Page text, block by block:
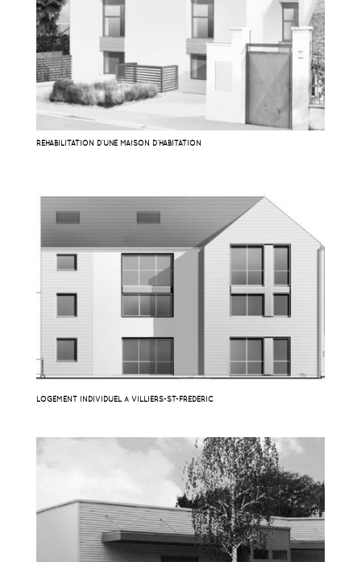
RÉHABILITATION D’UNE MAISON D’HABITATION
LOGEMENT INDIVIDUEL À VILLIERS-ST-FRÉDÉRIC